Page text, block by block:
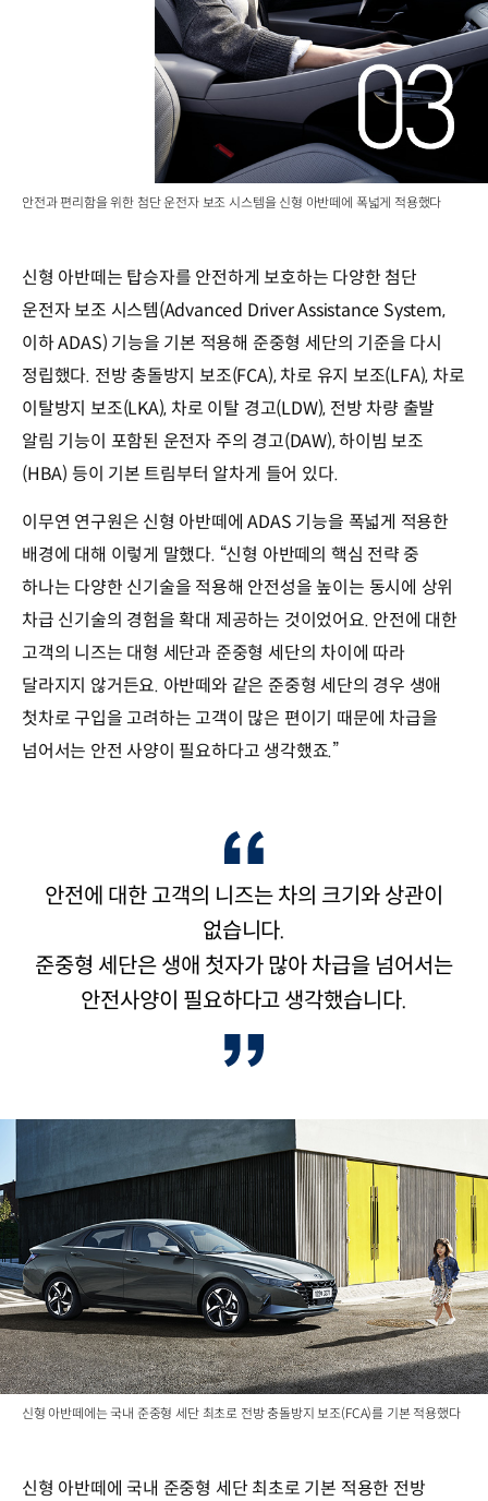
안전과 편리함을 위한 첨단 운전자 보조 시스템을 신형 아반떼에 폭넓게 적용했다
신형 아반떼는 탑승자를 안전하게 보호하는 다양한 첨단
운전자 보조 시스템(Advanced Driver Assistance System,
이하 ADAS) 기능을 기본 적용해 준중형 세단의 기준을 다시
정립했다. 전방 충돌방지 보조(FCA), 차로 유지 보조(LFA), 차로
이탈방지 보조(LKA), 차로 이탈 경고(LDW), 전방 차량 출발
알림 기능이 포함된 운전자 주의 경고(DAW), 하이빔 보조
(HBA) 등이 기본 트림부터 알차게 들어 있다.
이무연 연구원은 신형 아반떼에 ADAS 기능을 폭넓게 적용한
배경에 대해 이렇게 말했다. “신형 아반떼의 핵심 전략 중
하나는 다양한 신기술을 적용해 안전성을 높이는 동시에 상위
차급 신기술의 경험을 확대 제공하는 것이었어요. 안전에 대한
고객의 니즈는 대형 세단과 준중형 세단의 차이에 따라
달라지지 않거든요. 아반떼와 같은 준중형 세단의 경우 생애
첫차로 구입을 고려하는 고객이 많은 편이기 때문에 차급을
넘어서는 안전 사양이 필요하다고 생각했죠.”
안전에 대한 고객의 니즈는 차의 크기와 상관이
없습니다.
준중형 세단은 생애 첫자가 많아 차급을 넘어서는
안전사양이 필요하다고 생각했습니다.
신형 아반떼에는 국내 준중형 세단 최초로 전방 충돌방지 보조(FCA)를 기본 적용했다
신형 아반떼에 국내 준중형 세단 최초로 기본 적용한 전방